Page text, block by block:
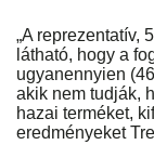
„A reprezentatív,
látható, hogy a
ugyanennyien
akik nem tudják,
hazai terméket,
eredményeket